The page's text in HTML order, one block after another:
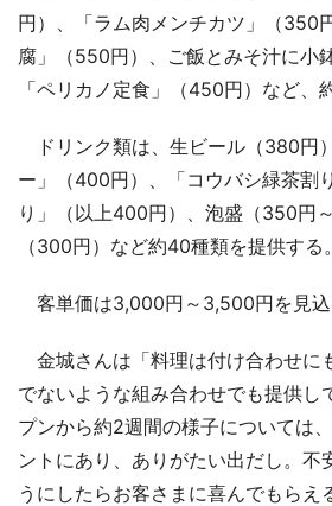
円）、「ラム肉メンチカツ」（350
腐」（550円）、ご飯とみそ汁に小
「ペリカノ定食」（450円）など、
ドリンク類は、生ビール（380円
ー」（400円）、「コウバシ緑茶割
り」（以上400円）、泡盛（350円
（300円）など約40種類を提供する。
客単価は3,000円～3,500円を見込
金城さんは「料理は付け合わせに
でないような組み合わせでも提供し
プンから約2週間の様子については
ントにあり、ありがたい出だし。不
うにしたらお客さまに喜んでもらえ